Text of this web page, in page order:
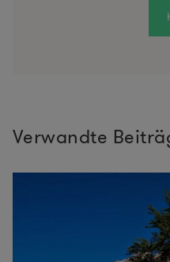
Verwandte